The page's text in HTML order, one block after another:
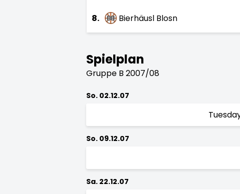
8. Bierhäusl Blosn
Spielplan
Gruppe B 2007/08
So. 02.12.07
So. 09.12.07
Sa. 22.12.07